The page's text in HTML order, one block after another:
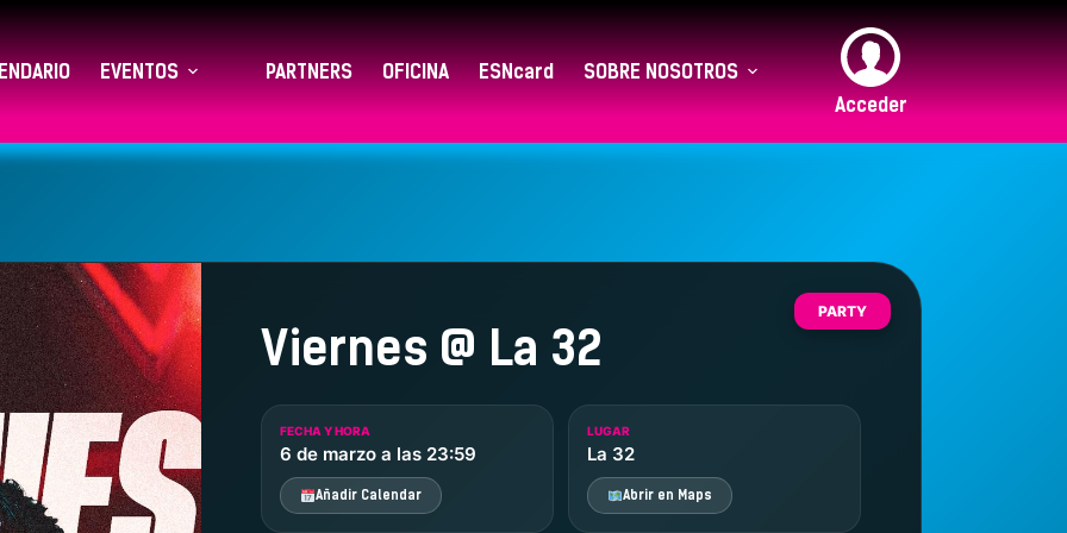
EVENTOS PARTNERS OFICINA ESNcard
SOBRE NOSOTROS
Acceder
PARTY
Viernes @ La 32
FECHA Y HORA
6 de marzo a las 23:59
Añadir Calendar
LUGAR
La 32
Abrir en Maps